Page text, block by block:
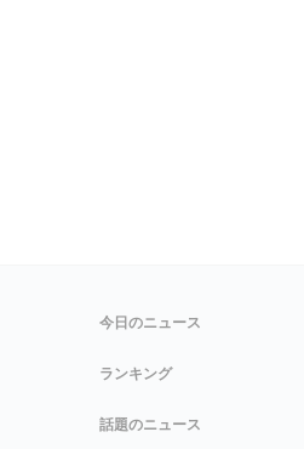
今日のニュース
ランキング
話題のニュース